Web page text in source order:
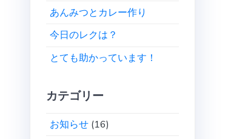
あんみつとカレー作り
今日のレクは？
とても助かっています！
カテゴリー
お知らせ (16)